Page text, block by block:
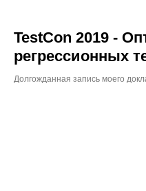
TestCon 2019 -
регрессионных
Долгожданная запись моего